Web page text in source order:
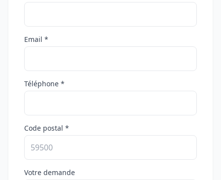
Email *
Téléphone *
Code postal *
Votre demande